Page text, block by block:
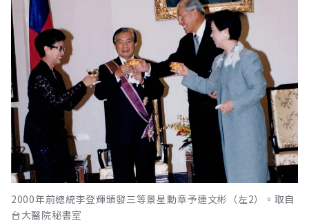
2000年前總統李登輝頒發三等景星勳章予連文彬（左2）。取自
台大醫院秘書室